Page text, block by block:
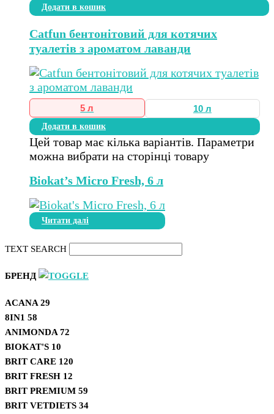
Додати в кошик
Catfun бентонітовий для котячих
туалетів з ароматом лаванди
5 л 10 л
Додати в кошик
Цей товар має кілька варіантів. Параметри
можна вибрати на сторінці товару
Biokat’s Micro Fresh, 6 л
Читати далі
TEXT SEARCH
БРЕНД
ACANA 29
8IN1 58
ANIMONDA 72
BIOKAT'S 10
BRIT CARE 120
BRIT FRESH 12
BRIT PREMIUM 59
BRIT VETDIETS 34